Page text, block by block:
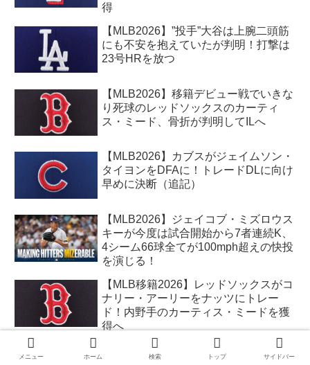
得
【MLB2026】”投手”大谷は上腕二頭筋
にも不安を抱えていたが判明！打撃は
23号HRを放つ
【MLB2026】移籍デビュー戦でいきな
り死球のレッドソックスのカーティ
ス・ミード、骨折が判明してILへ
【MLB2026】カブスがジェイムソン・
タイヨンをDFAに！トレードDLに向け
早めに決断（追記）
【MLB2026】ジェイコブ・ミズロウス
キーが今度は試合開始から7者連続K、
4シーム66球全てが100mph超えの快投
を演じる！
【MLB移籍2026】レッドソックスがコ
ナリー・アーリーをナッツにトレー
ド！内野手のカーティス・ミードを獲
得へ
【MLB2026】佐々木、スプリッターが
メニュー ホーム 検索 トップ サイドバー